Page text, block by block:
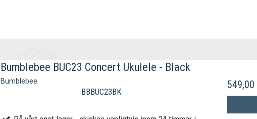
Bumblebee BUC23 Concert Ukulele - Black
Bumblebee
BBBUC23BK
549,00